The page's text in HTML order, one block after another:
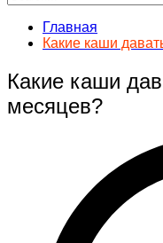
Главная
Какие каши
Какие каши
месяцев?